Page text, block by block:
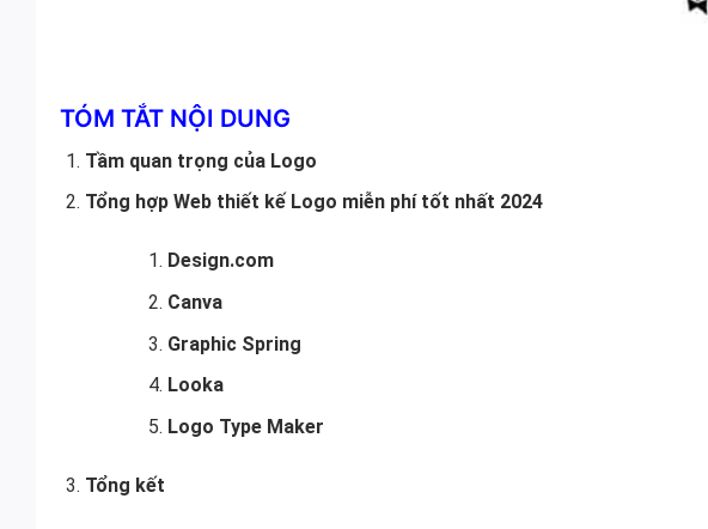
TÓM TẮT NỘI DUNG
Tầm quan trọng của Logo
Tổng hợp Web thiết kế Logo miễn phí tốt nhất 2024
Design.com
Canva
Graphic Spring
Looka
Logo Type Maker
Tổng kết